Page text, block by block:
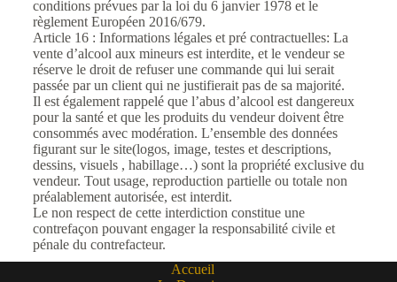
conditions prévues par la loi du 6 janvier 1978 et le
règlement Européen 2016/679.
Article 16 : Informations légales et pré contractuelles: La
vente d’alcool aux mineurs est interdite, et le vendeur se
réserve le droit de refuser une commande qui lui serait
passée par un client qui ne justifierait pas de sa majorité.
Il est également rappelé que l’abus d’alcool est dangereux
pour la santé et que les produits du vendeur doivent être
consommés avec modération. L’ensemble des données
figurant sur le site(logos, image, testes et descriptions,
dessins, visuels , habillage…) sont la propriété exclusive du
vendeur. Tout usage, reproduction partielle ou totale non
préalablement autorisée, est interdit.
Le non respect de cette interdiction constitue une
contrefaçon pouvant engager la responsabilité civile et
pénale du contrefacteur.
Accueil